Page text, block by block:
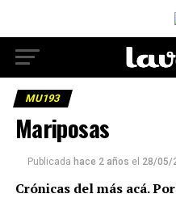
MU193
Mariposas
Publicada hace 2 años el 28/05/
Crónicas del más acá.